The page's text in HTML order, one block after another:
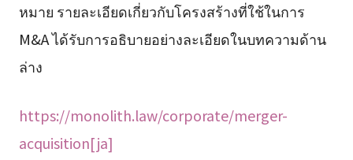
หมาย รายละเอียดเกี่ยวกับโครงสร้างที่ใช้ในการ
M&A ได้รับการอธิบายอย่างละเอียดในบทความด้าน
ล่าง
https://monolith.law/corporate/merger-
acquisition[ja]